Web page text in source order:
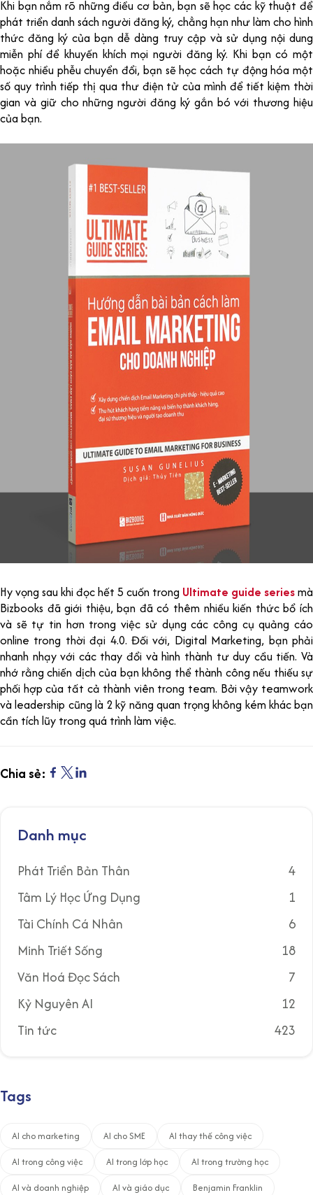
Khi bạn nắm rõ những điều cơ bản, bạn sẽ học các kỹ thuật để
phát triển danh sách người đăng ký, chẳng hạn như làm cho hình
thức đăng ký của bạn dễ dàng truy cập và sử dụng nội dung
miễn phí để khuyến khích mọi người đăng ký. Khi bạn có một
hoặc nhiều phễu chuyển đổi, bạn sẽ học cách tự động hóa một
số quy trình tiếp thị qua thư điện tử của mình để tiết kiệm thời
gian và giữ cho những người đăng ký gắn bó với thương hiệu
của bạn.
Hy vọng sau khi đọc hết 5 cuốn trong Ultimate guide seriesmà
Bizbooks đã giới thiệu, bạn đã có thêm nhiều kiến thức bổ ích
và sẽ tự tin hơn trong việc sử dụng các công cụ quảng cáo
online trong thời đại 4.0. Đối với, Digital Marketing, bạn phải
nhanh nhạy với các thay đổi và hình thành tư duy cầu tiến. Và
nhớ rằng chiến dịch của bạn không thể thành công nếu thiếu sự
phối hợp của tất cả thành viên trong team. Bởi vậy teamwork
và leadership cũng là 2 kỹ năng quan trọng không kém khác bạn
cần tích lũy trong quá trình làm việc.
Chia sẻ:
Danh mục
Phát Triển Bản Thân
4
Tâm Lý Học Ứng Dụng
1
Tài Chính Cá Nhân
6
Minh Triết Sống
18
Văn Hoá Đọc Sách
7
Kỷ Nguyên AI
12
Tin tức
423
Tags
AI cho marketing AI cho SME
AI thay thế công việc
AI trong công việc
AI trong lớp học
AI trong trường học
AI và doanh nghiệp
AI và giáo dục
Benjamin Franklin